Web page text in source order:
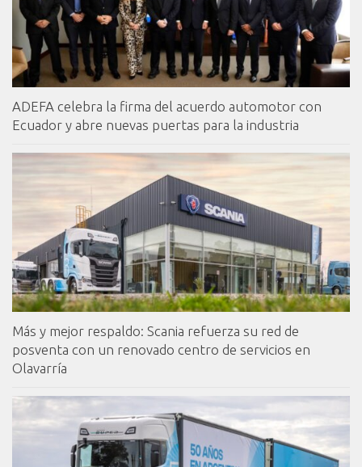
ADEFA celebra la firma del acuerdo automotor con
Ecuador y abre nuevas puertas para la industria
Más y mejor respaldo: Scania refuerza su red de
posventa con un renovado centro de servicios en
Olavarría